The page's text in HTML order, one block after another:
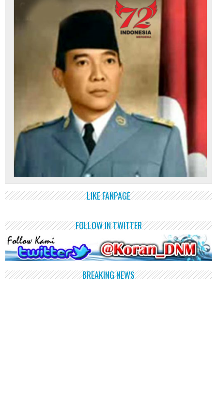
LIKE FANPAGE
FOLLOW IN TWITTER
BREAKING NEWS